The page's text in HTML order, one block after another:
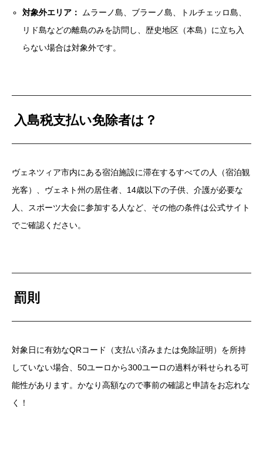
対象外エリア：
ムラーノ島、ブラーノ島、トルチェッロ島、
リド島などの離島のみを訪問し、歴史地区（本島）に立ち入
らない場合は対象外です。
入島税支払い免除者は？
ヴェネツィア市内にある宿泊施設に滞在するすべての人（宿泊観
光客）、ヴェネト州の居住者、14歳以下の子供、 介護が必要な
人、スポーツ大会に参加する人など、 その他の条件は公式サイト
でご確認ください。
罰則
対象日に有効なQRコード（支払い済みまたは免除証明）を所持
していない場合、50ユーロから300ユーロの過料が科せられる可
能性があります。かなり高額なので事前の確認と申請をお忘れな
く！